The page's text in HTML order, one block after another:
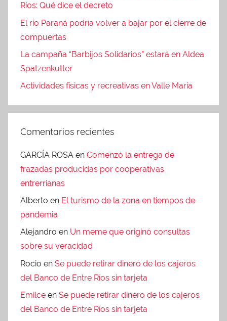
Ríos: Qué dice el decreto
El río Paraná podría volver a bajar por el cierre de
compuertas
La campaña “Barbijos Solidarios” estará en Aldea
Spatzenkutter
Actividades físicas y recreativas en Valle María
Comentarios recientes
GARCÍA ROSA en Comenzó la entrega de
frazadas producidas por cooperativas
entrerrianas
Alberto en El turismo de la zona en tiempos de
pandemia
Alejandro en Un meme que originó consultas
sobre su veracidad
Rocio en Se puede retirar dinero de los cajeros
del Banco de Entre Ríos sin tarjeta
Emilce en Se puede retirar dinero de los cajeros
del Banco de Entre Ríos sin tarjeta